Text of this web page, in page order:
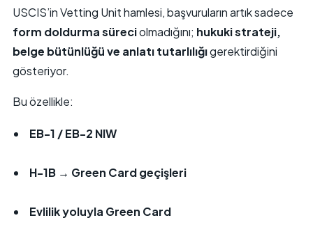
USCIS’in Vetting Unit hamlesi, başvuruların artık sadece
form doldurma süreciolmadığını; hukuki strateji,
belge bütünlüğü ve anlatı tutarlılığıgerektirdiğini
gösteriyor.
Bu özellikle:
EB-1 /EB-2 NIW
H-1B→ Green Cardgeçişleri
Evlilik yoluyla Green Card